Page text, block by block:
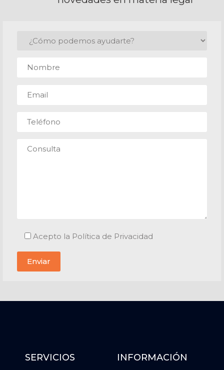
Acepto la Política de Privacidad
SERVICIOS INFORMACIÓN